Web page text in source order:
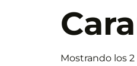
Mostrando los